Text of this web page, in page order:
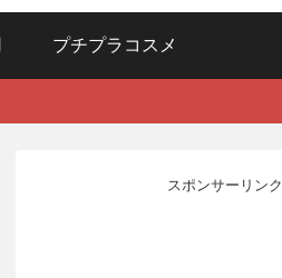
プチプラコスメ
スポンサーリンク